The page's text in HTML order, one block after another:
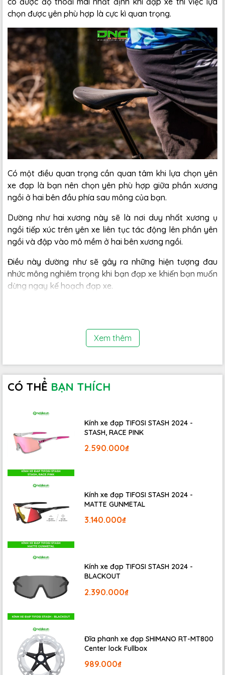
chọn được yên phù hợp là cực kì quan trọng.
Có một điều quan trọng cần quan tâm khi lựa chọn yên
xe đạp là bạn nên chọn yên phù hợp giữa phần xương
ngồi ở hai bên đầu phía sau mông của bạn.
Dường như hai xương này sẽ là nơi duy nhất xương ụ
ngồi tiếp xúc trên yên xe liên tục tác động lên phần yên
ngồi và đập vào mô mềm ở hai bên xương ngồi.
Điều này dường như sẽ gây ra những hiện tượng đau
nhức mông nghiêm trọng khi bạn đạp xe khiến bạn muốn
dừng ngay kế hoạch đạp xe.
Khi nói đến nâng cấp xe đạp, hầu hết mọi người đều tập
trung vào hệ thống truyền động, tay đề hay phanh,
trong khi yên xe thường bị bỏ qua. Tuy nhiên, yên là điểm
yên xe có thể là một động thái thông minh nhằm tăng sự
thoải mái và hiệu suất để có chất lượng chuyến đi tổng
thể tốt hơn.
Xem thêm
CÓ THỂ BẠN THÍCH
Kính xe đạp TIFOSI STASH 2024 -
STASH, RACE PINK
2.590.000₫
Kính xe đạp TIFOSI STASH 2024 -
MATTE GUNMETAL
3.140.000₫
Kính xe đạp TIFOSI STASH 2024 -
BLACKOUT
2.390.000₫
Đĩa phanh xe đạp SHIMANO RT-MT800
Center lock Fullbox
989.000₫